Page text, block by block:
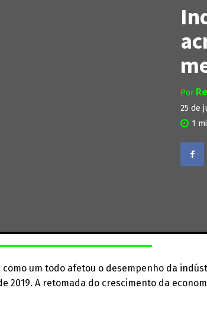
Por
25 de
1
um todo afetou o desempenho da
2019. A retomada do crescimento da